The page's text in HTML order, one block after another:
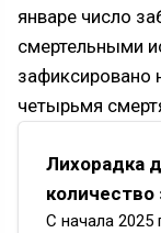
январе число
смертельными
зафиксировано
четырьмя
Лихорадка
количество
С начала 2025